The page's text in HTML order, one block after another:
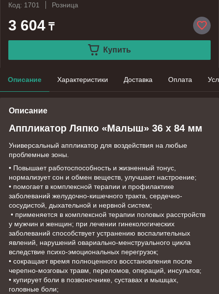
Код: 1701
Розница
3 604 ₸
Купить
Описание Характеристики Доставка Оплата
Описание
Аппликатор Ляпко «Малыш» 36 х 84 мм
Универсальный аппликатор для воздействия на любые
проблемные зоны.
• Повышает работоспособность и жизненный тонус,
нормализует сон и обмен веществ, улучшает настроение;
• помогает в комплексной терапии и профилактике
заболеваний желудочно-кишечного тракта, сердечно-
сосудистой, дыхательной и нервной систем;
• применяется в комплексной терапии половых расстройств
у мужчин и женщин; при лечении гинекологических
заболеваний способствует устранению воспалительных
явлений, нарушений овариально-менструального цикла
вследствие психо-эмоциональных перегрузок;
• сокращает время полноценного восстановления после
черепно-мозговых травм, переломов, операций, инсультов;
• купирует боли в позвоночнике, суставах и мышцах,
головные боли;